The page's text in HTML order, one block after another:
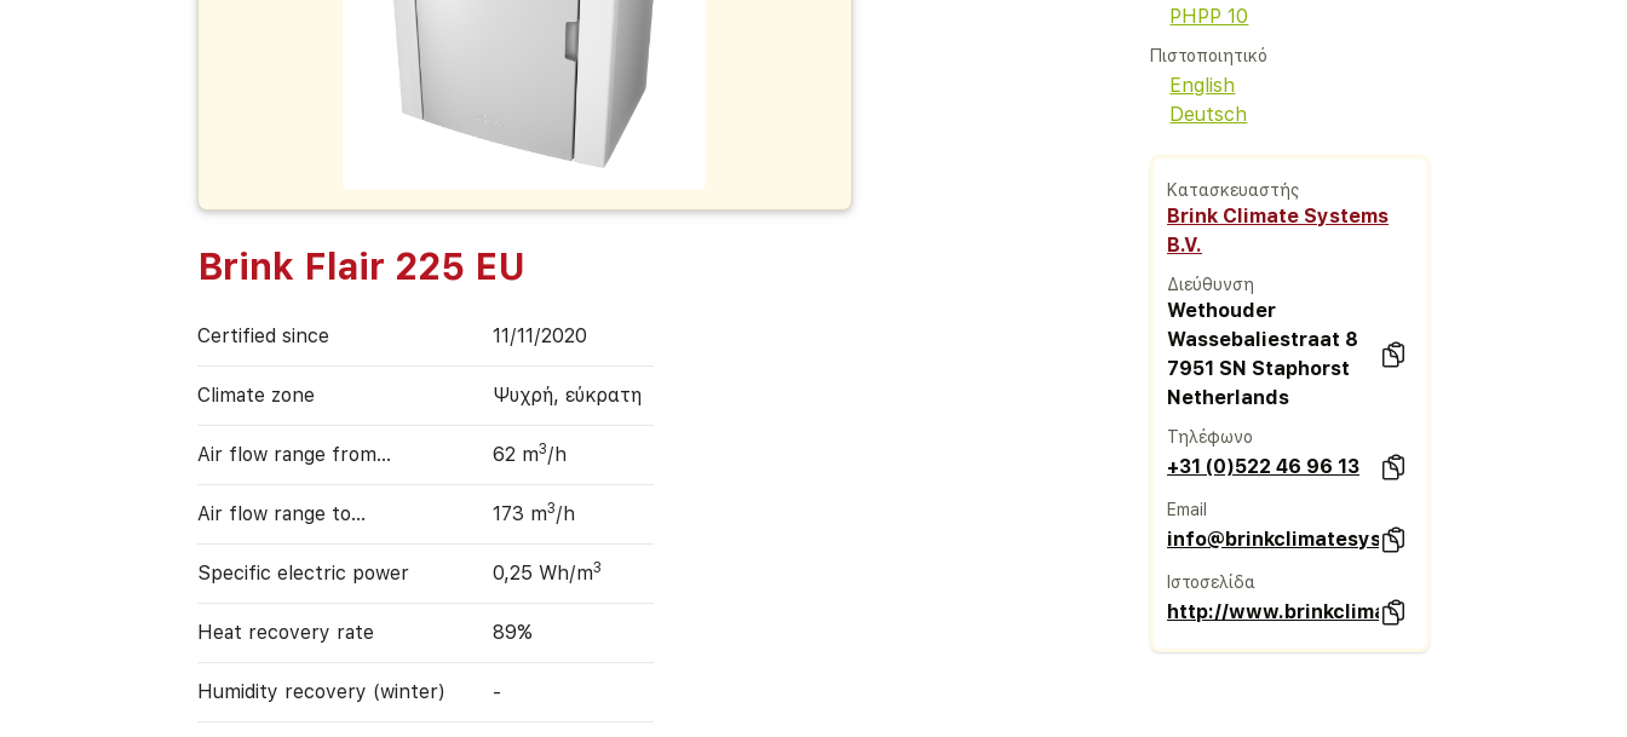
Brink Flair 225 EU
Certified since 11/11/2020
Climate zone Ψυχρή, εύκρατη
Air flow range from… 62 m3/h
Air flow range to… 173 m3/h
Specific electric power 0,25 Wh/m3
Heat recovery rate 89%
Humidity recovery (winter) -
PHPP 10
Πιστοποιητικό
English
Deutsch
Κατασκευαστής
Brink Climate Systems
B.V.
Διεύθυνση
Wethouder
Wassebaliestraat 8
7951 SN Staphorst
Netherlands
Τηλέφωνο
+31 (0)522 46 96 13
Email
info@brinkclimatesystems.nl
Ιστοσελίδα
http://www.brinkclimatesystems.nl